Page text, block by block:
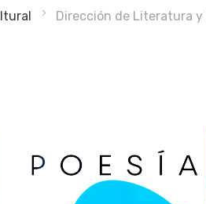
Dirección de Literatura